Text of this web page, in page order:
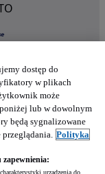
dostęp do
w plikach
może
lub w dowolnym
będą sygnalizowane
przeglądania. Polityka
zapewnienia:
urządzenia do